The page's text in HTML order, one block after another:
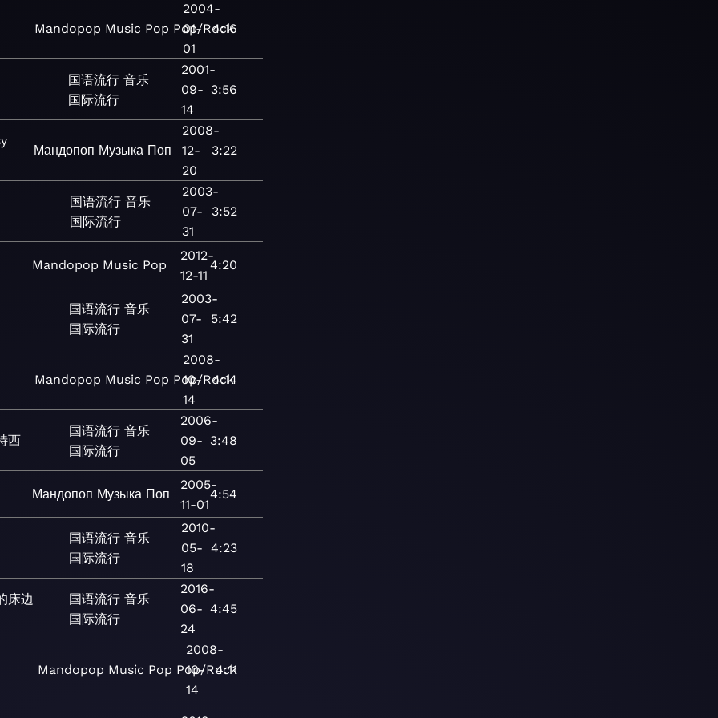
Mandopop Music Pop Pop/Rock
2004-
01-
01
4:16
国语流行 音乐
国际流行
2001-
09-
14
3:56
Мандопоп Музыка Поп
2008-
12-
20
3:22
国语流行 音乐
国际流行
2003-
07-
31
3:52
Mandopop Music Pop
2012-
12-11
4:20
国语流行 音乐
国际流行
2003-
07-
31
5:42
Mandopop Music Pop Pop/Rock
2008-
10-
14
4:14
西
国语流行 音乐
国际流行
2006-
09-
05
3:48
Мандопоп Музыка Поп
2005-
11-01
4:54
国语流行 音乐
国际流行
2010-
05-
18
4:23
床边 国语流行 音乐
国际流行
2016-
06-
24
4:45
Mandopop Music Pop Pop/Rock
2008-
10-
14
4:11